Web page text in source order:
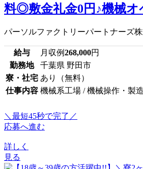
料◎敷金礼金0円♪機械オ
パーソルファクトリーパートナーズ
給与 月収例268,000円
勤務地
千葉県 野田市
寮・社宅 あり（無料）
仕事内容 機械系工場 / 機械操作・製
＼最短45秒で完了／
応募へ進む
詳しく
見る